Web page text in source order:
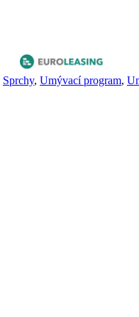
Sprchy, Umývací program,